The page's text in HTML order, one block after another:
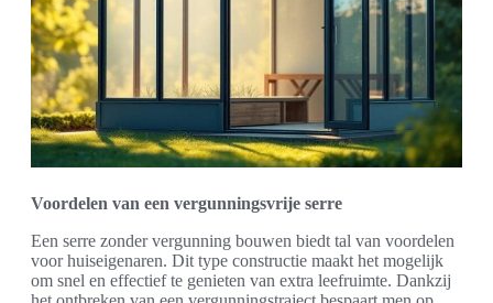
Voordelen van een vergunningsvrije serre
Een serre zonder vergunning bouwen biedt tal van voordelen
voor huiseigenaren. Dit type constructie maakt het mogelijk
om snel en effectief te genieten van extra leefruimte. Dankzij